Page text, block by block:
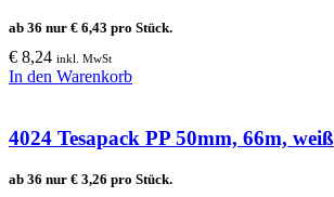
ab 36 nur € 6,43 pro Stück.
€ 8,24 inkl. MwSt
In den Warenkorb
4024 Tesapack PP 50mm, 66m, weiß
ab 36 nur € 3,26 pro Stück.